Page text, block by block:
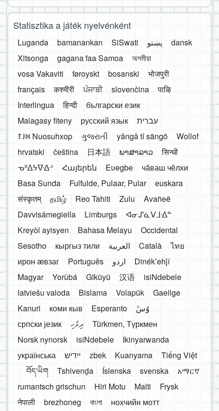
Statisztika a játék nyelvénként
Luganda bamanankan SiSwati پښتو
dansk
Xitsonga
gagana faa Samoa
অসমীয়া
vosa Vakaviti
føroyskt bosanski
भोजपुरी
français
कश्मीरी ਪੰਜਾਬੀ slovenčina
पाऴि
Interlingua
हिन्दी
български език
Malagasy fiteny
русский язык
עברית
ꆈꌠ꒿ Nuosuhxop
ગુજરાતી yângâ tî sängö
Wollof
hrvatski
čeština 日本語 ພາສາລາວ
सिन्धी
ᓀᐦᐃᔭᐍᐏᐣ
Հայերեն Eʋegbe
чӑваш чӗлхи
Basa Sunda
Fulfulde, Pulaar, Pular
euskara
संस्कृतम्
தமிழ் Reo Tahiti Zulu
Avañeẽ
Davvisámegiella
Limburgs
ᐊᓂᔑᓈᐯᒧᐎᓐ
Kreyòl ayisyen
Bahasa Melayu
Occidental
Sesotho
кыргыз тили العربية Català
ไทย
ирон æвзаг
Português اردو
Dinékʼehǰí
Magyar
Yorùbá Gĩkũyũ 汉语
isiNdebele
latviešu valoda
Bislama Volapük
Gaeilge
Kanuri
коми кыв Esperanto
َوُسَ
српски језик
ދިވެހި
Türkmen, Түркмен
Norsk nynorsk
isiNdebele
Ikinyarwanda
українська
ייִדיש zbek Kuanyama
Tiếng Việt
བོད་ཡིག
Tshivenḓa Íslenska svenska
አማርኛ
rumantsch grischun
Hiri Motu Malti
Frysk
नेपाली
brezhoneg বাংলা
нохчийн мотт